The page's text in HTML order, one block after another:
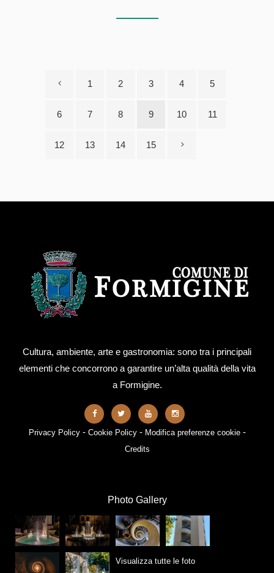
1 2 3 4 5
6 7 8 9 10 11
12 13 14 15
Cultura, ambiente, arte e gastronomia: sono tra i principali
elementi che concorrono a garantire un’alta qualità della vita
a Formigine.
Privacy Policy- Cookie Policy- Modifica preferenze cookie-
Credits
Photo Gallery
Visualizza tutte le foto